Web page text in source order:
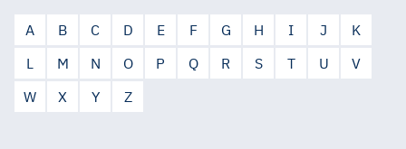
A B C D E F G H I J
K
L
M N O P Q R S T U
V
W
X Y Z